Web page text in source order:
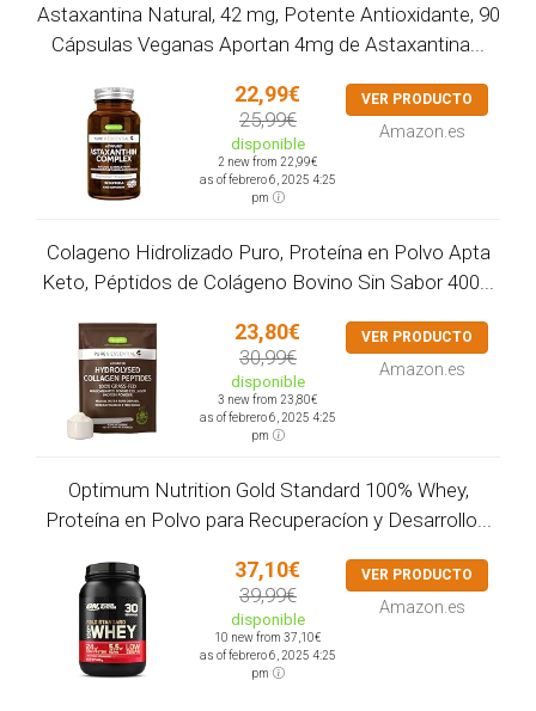
Astaxantina Natural, 42 mg, Potente Antioxidante, 90
Cápsulas Veganas Aportan 4mg de Astaxantina...
22,99€
25,99€
disponible
2 new from 22,99€
as of febrero 6, 2025 4:25
pm
VER PRODUCTO
Amazon.es
Colageno Hidrolizado Puro, Proteína en Polvo Apta
Keto, Péptidos de Colágeno Bovino Sin Sabor 400...
23,80€
30,99€
disponible
3 new from 23,80€
as of febrero 6, 2025 4:25
pm
VER PRODUCTO
Amazon.es
Optimum Nutrition Gold Standard 100% Whey,
Proteína en Polvo para Recuperacíon y Desarrollo...
37,10€
39,99€
disponible
10 new from 37,10€
as of febrero 6, 2025 4:25
pm
VER PRODUCTO
Amazon.es